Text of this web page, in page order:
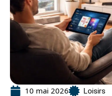
10 mai 2026 Loisirs